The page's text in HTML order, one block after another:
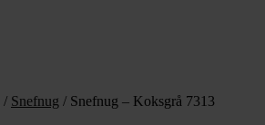
/ Snefnug / Snefnug – Koksgrå 7313